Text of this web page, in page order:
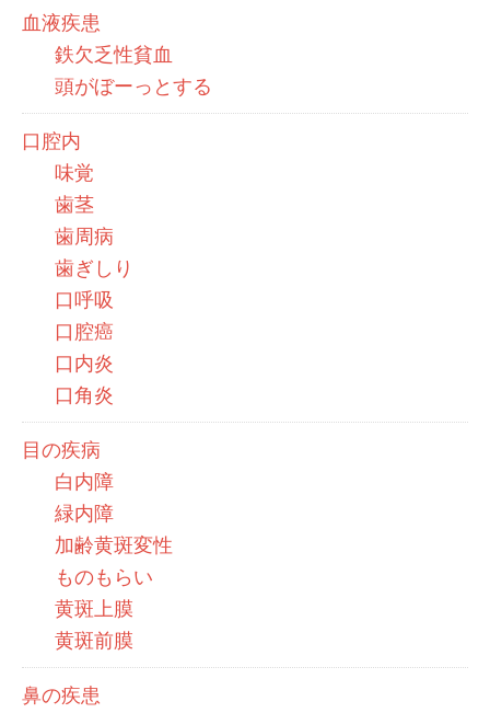
血液疾患
鉄欠乏性貧血
頭がぼーっとする
口腔内
味覚
歯茎
歯周病
歯ぎしり
口呼吸
口腔癌
口内炎
口角炎
目の疾病
白内障
緑内障
加齢黄斑変性
ものもらい
黄斑上膜
黄斑前膜
鼻の疾患